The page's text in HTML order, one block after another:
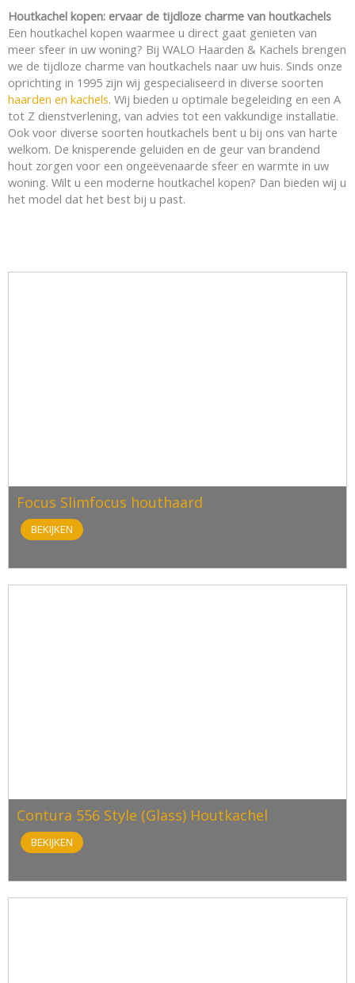
Gietijzer
Schouw combinatie (0)
Speksteen en warmte opslag (0)
Optimale automatische verbranding 0)
Houtkachel kopen: ervaar de tijdloze charme van houtkachels
Een houtkachel kopen waarmee u direct gaat genieten van
meer sfeer in uw woning? Bij WALO Haarden & Kachels brengen
we de tijdloze charme van houtkachels naar uw huis. Sinds onze
oprichting in 1995 zijn wij gespecialiseerd in diverse soorten
haarden en kachels. Wij bieden u optimale begeleiding en een A
tot Z dienstverlening, van advies tot een vakkundige installatie.
Ook voor diverse soorten houtkachels bent u bij ons van harte
welkom. De knisperende geluiden en de geur van brandend
hout zorgen voor een ongeëvenaarde sfeer en warmte in uw
woning. Wilt u een moderne houtkachel kopen? Dan bieden wij u
het model dat het best bij u past.
Focus Slimfocus houthaard
BEKIJKEN
Contura 556 Style (Glass) Houtkachel
BEKIJKEN